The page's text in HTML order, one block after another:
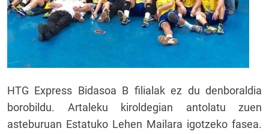
HTG Express Bidasoa B filialak ez du denboraldia
borobildu. Artaleku kiroldegian antolatu zuen
asteburuan Estatuko Lehen Mailara igotzeko fasea.